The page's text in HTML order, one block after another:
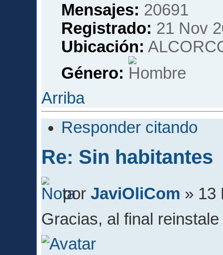
Mensajes: 20691
Registrado: 21 Nov
Ubicación:
Género:
Arriba
Responder citando
Re: Sin habitantes
porJaviOliCom » 13
Gracias, al final